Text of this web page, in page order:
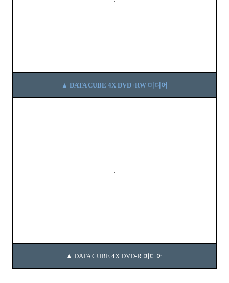
▲ DATA CUBE 4X DVD+RW 미디어
▲ DATA CUBE 4X DVD-R 미디어